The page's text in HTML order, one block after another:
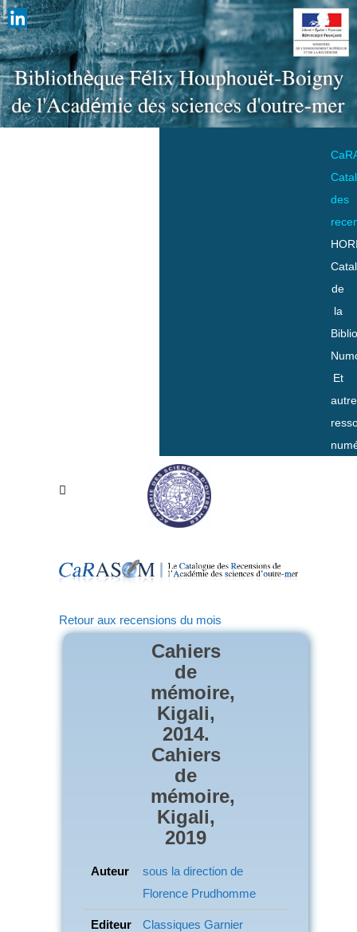
des
de
la
Et
Retour aux recensions du mois
Cahiers
de
mémoire,
Kigali,
2014.
Cahiers
de
mémoire,
Kigali,
2019
Auteur
sous la direction de
Florence Prudhomme
Editeur Classiques Garnier